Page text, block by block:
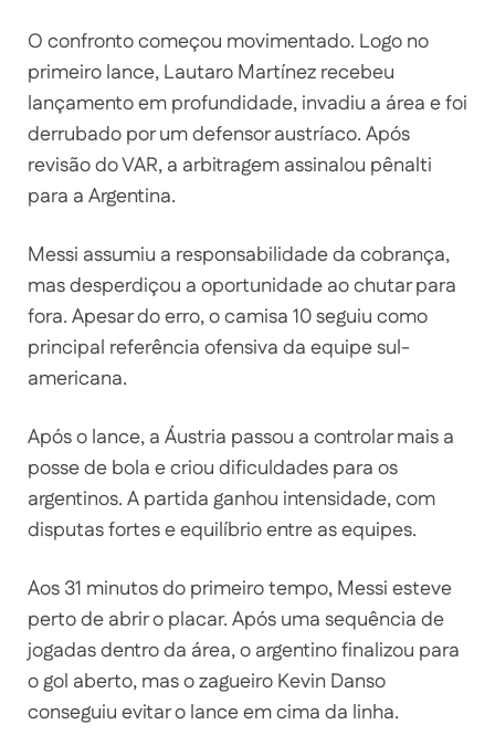
O confronto começou movimentado. Logo no
primeiro lance, Lautaro Martínez recebeu
lançamento em profundidade, invadiu a área e foi
derrubado por um defensor austríaco. Após
revisão do VAR, a arbitragem assinalou pênalti
para a Argentina.
Messi assumiu a responsabilidade da cobrança,
mas desperdiçou a oportunidade ao chutar para
fora. Apesar do erro, o camisa 10 seguiu como
principal referência ofensiva da equipe sul-
americana.
Após o lance, a Áustria passou a controlar mais a
posse de bola e criou dificuldades para os
argentinos. A partida ganhou intensidade, com
disputas fortes e equilíbrio entre as equipes.
Aos 31 minutos do primeiro tempo, Messi esteve
perto de abrir o placar. Após uma sequência de
jogadas dentro da área, o argentino finalizou para
o gol aberto, mas o zagueiro Kevin Danso
conseguiu evitar o lance em cima da linha.